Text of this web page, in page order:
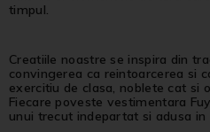
timpul.
Creatiile noastre se inspira din
convingerea ca reintoarcerea si
exercitiu de clasa, noblete cat si
Fiecare poveste vestimentara
unui trecut indepartat si adusa